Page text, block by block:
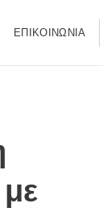
ΕΠΙΚΟΙΝΩΝΊΑ
με